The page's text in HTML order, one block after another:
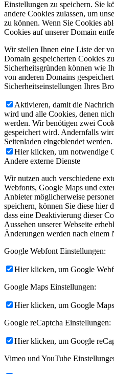
Einstellungen zu speichern. Sie
andere Cookies zulassen, um
zu können. Wenn Sie Cookies
Cookies auf unserer Domain
Wir stellen Ihnen eine Liste der
Domain gespeicherten Cookies
Sicherheitsgründen können wie
von anderen Domains
Sicherheitseinstellungen Ihres
Aktivieren, damit die
wird und alle Cookies, denen
werden. Wir benötigen zwei
gespeichert wird. Andernfalls
Seitenladen eingeblendet werden.
Hier klicken, um notwendige
Andere externe Dienste
Wir nutzen auch verschiedene
Webfonts, Google Maps und
Anbieter möglicherweise
speichern, können Sie diese hier
dass eine Deaktivierung dieser
Aussehen unserer Webseite
Änderungen werden nach einem
Google Webfont Einstellungen:
Hier klicken, um Google
Google Maps Einstellungen:
Hier klicken, um Google
Google reCaptcha Einstellungen:
Hier klicken, um Google
Vimeo und YouTube